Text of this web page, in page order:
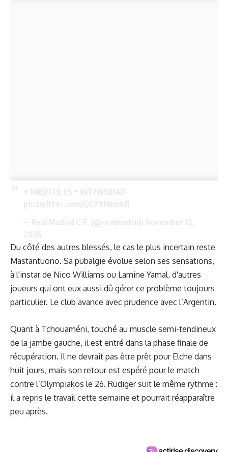
Du côté des autres blessés, le cas le plus incertain reste
Mastantuono. Sa pubalgie évolue selon ses sensations,
à l'instar de Nico Williams ou Lamine Yamal, d'autres
joueurs qui ont eux aussi dû gérer ce problème toujours
particulier. Le club avance avec prudence avec l’Argentin.
Quant à Tchouaméni, touché au muscle semi-tendineux
de la jambe gauche, il est entré dans la phase finale de
récupération. Il ne devrait pas être prêt pour Elche dans
huit jours, mais son retour est espéré pour le match
contre l’Olympiakos le 26. Rüdiger suit le même rythme :
il a repris le travail cette semaine et pourrait réapparaître
peu après.